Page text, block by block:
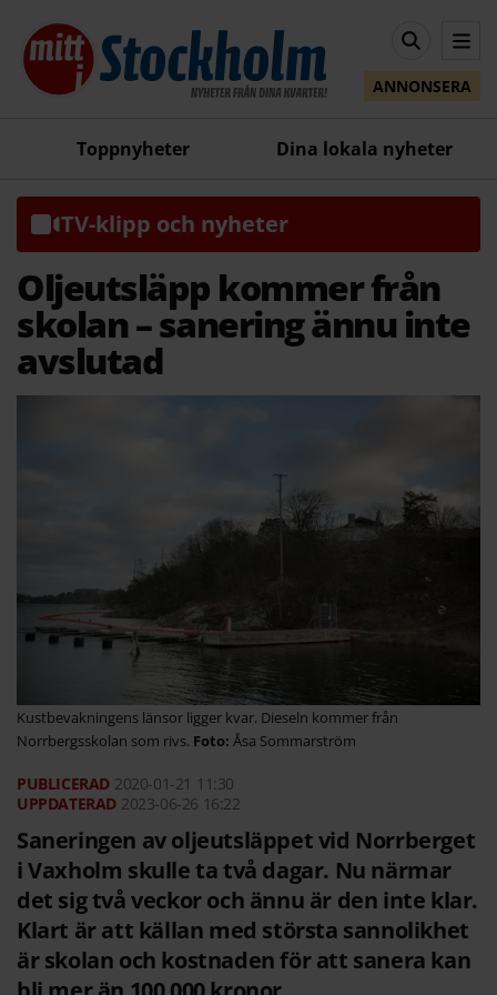
ANNONSERA
Toppnyheter Dina lokala nyheter
TV-klipp och nyheter
Oljeutsläpp kommer från
skolan – sanering ännu inte
avslutad
Kustbevakningens länsor ligger kvar. Dieseln kommer från
Norrbergsskolan som rivs.
Åsa Sommarström
2020-01-21 11:30
2023-06-26 16:22
Saneringen av oljeutsläppet vid Norrberget
i Vaxholm skulle ta två dagar. Nu närmar
det sig två veckor och ännu är den inte klar.
Klart är att källan med största sannolikhet
är skolan och kostnaden för att sanera kan